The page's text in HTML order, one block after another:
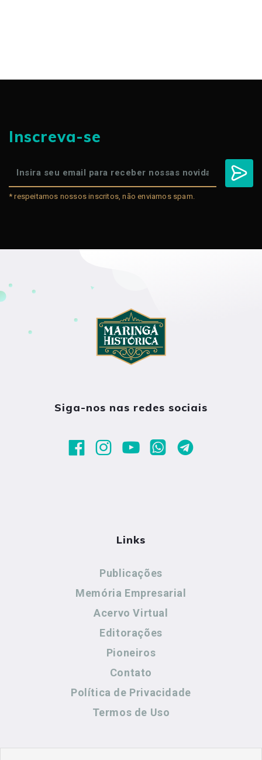
Inscreva-se
* respeitamos nossos inscritos, não enviamos spam.
Siga-nos nas redes sociais
Links
Publicações
Memória Empresarial
Acervo Virtual
Editorações
Pioneiros
Contato
Política de Privacidade
Termos de Uso